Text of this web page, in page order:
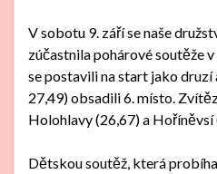
V sobotu 9. září se naše
zúčastnila pohárové soutěže v
se postavili na start jako druzí
27,49) obsadili 6. místo.
Holohlavy (26,67) a Hoříněvsí
Dětskou soutěž, která